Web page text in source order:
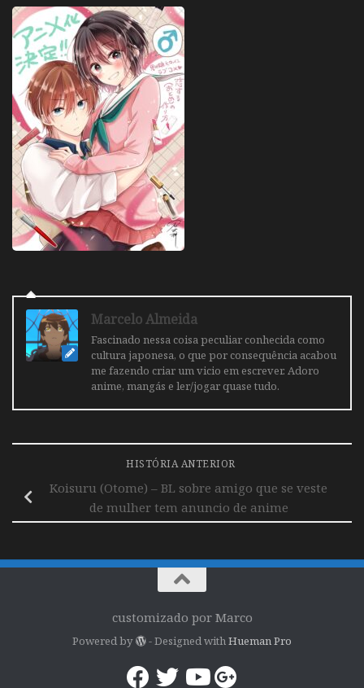
Marcelo Almeida
Fascinado nessa coisa peculiar conhecida como
cultura japonesa, o que por consequência acabou
me fazendo criar um vicio em escrever. Adoro
anime, mangás e ler/jogar quase tudo.
HISTÓRIA ANTERIOR
Koisuru (Otome) – BL sobre amigo que se veste
de mulher tem anuncio de anime
customizado por Marco
Powered by - Designed with Hueman Pro